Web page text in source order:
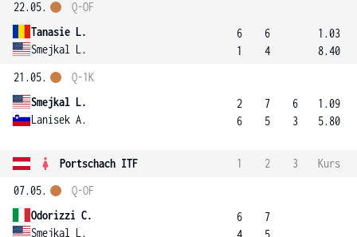
22.05.
Tanasie L.
Smejkal L.
Q-OF
6
1
6
4
1.03
8.40
21.05.
Smejkal L.
Lanisek A.
Q-1K
2
6
7
5
6
3
1.09
5.80
Portschach ITF 1 2 3
Kurs
07.05.
Odorizzi C.
Smejkal L.
Q-OF
6
4
7
5